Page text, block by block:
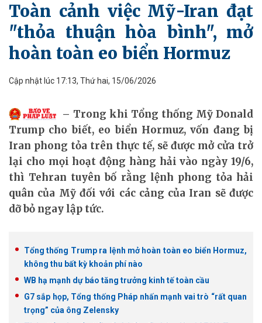
Toàn cảnh việc Mỹ-Iran đạt
"thỏa thuận hòa bình", mở
hoàn toàn eo biển Hormuz
Cập nhật lúc 17:13, Thứ hai, 15/06/2026
Trong khi Tổng thống Mỹ Donald
Trump cho biết, eo biển Hormuz, vốn đang bị
Iran phong tỏa trên thực tế, sẽ được mở cửa trở
lại cho mọi hoạt động hàng hải vào ngày 19/6,
thì Tehran tuyên bố rằng lệnh phong tỏa hải
quân của Mỹ đối với các cảng của Iran sẽ được
dỡ bỏ ngay lập tức.
Tổng thống Trump ra lệnh mở hoàn toàn eo biển Hormuz,
không thu bất kỳ khoản phí nào
WB hạ mạnh dự báo tăng trưởng kinh tế toàn cầu
G7 sắp họp, Tổng thống Pháp nhấn mạnh vai trò “rất quan
trọng” của ông Zelensky